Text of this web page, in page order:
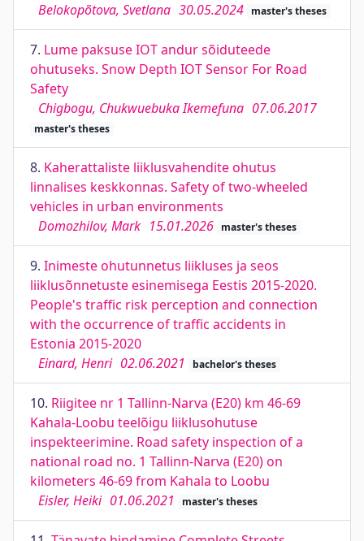
Belokopõtova, Svetlana 30.05.2024 master's theses
7. Lume paksuse IOT andur sõiduteede
ohutuseks. Snow Depth IOT Sensor For Road
Safety
Chigbogu, Chukwuebuka Ikemefuna 07.06.2017
master's theses
8. Kaherattaliste liiklusvahendite ohutus
linnalises keskkonnas. Safety of two-wheeled
vehicles in urban environments
Domozhilov, Mark 15.01.2026 master's theses
9. Inimeste ohutunnetus liikluses ja seos
liiklusõnnetuste esinemisega Eestis 2015-2020.
People's traffic risk perception and connection
with the occurrence of traffic accidents in
Estonia 2015-2020
Einard, Henri 02.06.2021 bachelor's theses
10. Riigitee nr 1 Tallinn-Narva (E20) km 46-69
Kahala-Loobu teelõigu liiklusohutuse
inspekteerimine. Road safety inspection of a
national road no. 1 Tallinn-Narva (E20) on
kilometers 46-69 from Kahala to Loobu
Eisler, Heiki 01.06.2021 master's theses